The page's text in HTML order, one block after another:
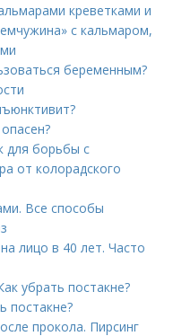
креветками и
с кальмаром,
беременным?
для борьбы с
от колорадского
Все способы
лицо в 40 лет. Часто
убрать постакне?
постакне?
прокола. Пирсинг